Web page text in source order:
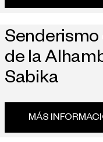
de la
Sabika
MÁS